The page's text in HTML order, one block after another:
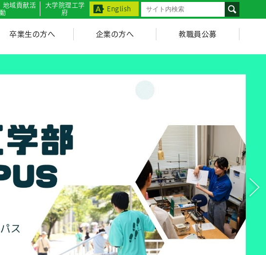
地域貢献活
動
大学院理工学
府
English
卒業生の方へ 企業の方へ 教職員公募